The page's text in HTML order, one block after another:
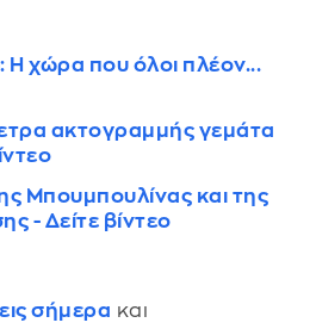
Η χώρα που όλοι πλέον...
ακτογραμμής γεμάτα
Μπουμπουλίνας και της
- Δείτε βίντεο
σήμερα και